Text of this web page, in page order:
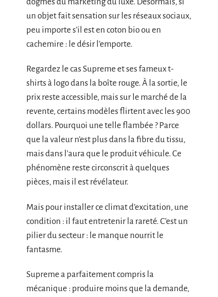
un objet fait sensation sur les réseaux sociaux,
peu importe s’il est en coton bio ou en
cachemire : le désir l’emporte.
Regardez le cas Supreme et ses fameux t-
shirts à logo dans la boîte rouge. À la sortie, le
prix reste accessible, mais sur le marché de la
revente, certains modèles flirtent avec les 900
dollars. Pourquoi une telle flambée ? Parce
que la valeur n’est plus dans la fibre du tissu,
mais dans l’aura que le produit véhicule. Ce
phénomène reste circonscrit à quelques
pièces, mais il est révélateur.
Mais pour installer ce climat d’excitation, une
condition : il faut entretenir la rareté. C’est un
pilier du secteur : le manque nourrit le
fantasme.
Supreme a parfaitement compris la
mécanique : produire moins que la demande,